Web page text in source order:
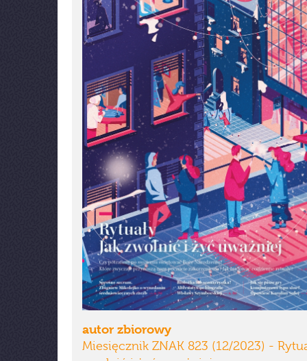
autor zbiorowy
Miesięcznik ZNAK 823 (12/2023) -